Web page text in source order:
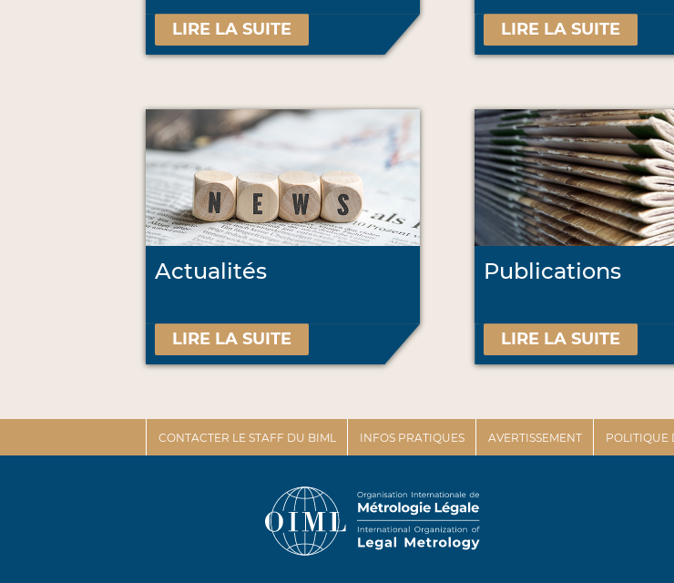
LIRE LA SUITE LIRE LA SUITE
Actualités
LIRE LA SUITE
Publications
LIRE LA SUITE
CONTACTER LE STAFF DU BIML INFOS PRATIQUES AVERTISSEMENT POLITIQUE